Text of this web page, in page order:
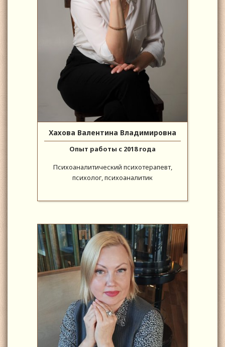
Хахова Валентина Владимировна
Опыт работы с 2018 года
Психоаналитический психотерапевт,
психолог, психоаналитик